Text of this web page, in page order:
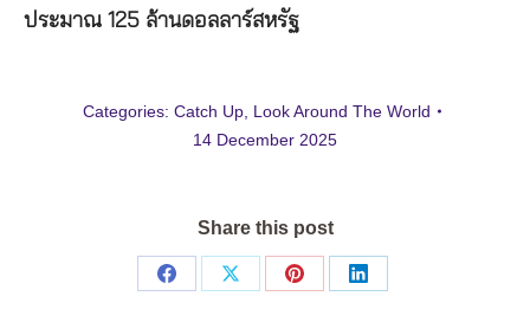
ประมาณ 125 ล้านดอลลาร์สหรัฐ
Categories: Catch Up, Look Around The World
14 December 2025
Share this post
Share
Share
Share
Share